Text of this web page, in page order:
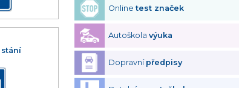
Onlinetest značek
Autoškolavýuka
Dopravní předpisy